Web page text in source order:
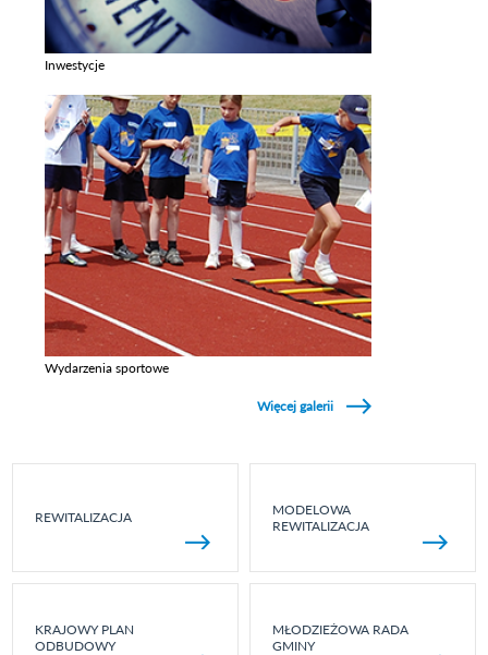
Inwestycje
Wydarzenia sportowe
Więcej galerii
REWITALIZACJA
MODELOWA
REWITALIZACJA
KRAJOWY PLAN
ODBUDOWY
MŁODZIEŻOWA RADA
GMINY